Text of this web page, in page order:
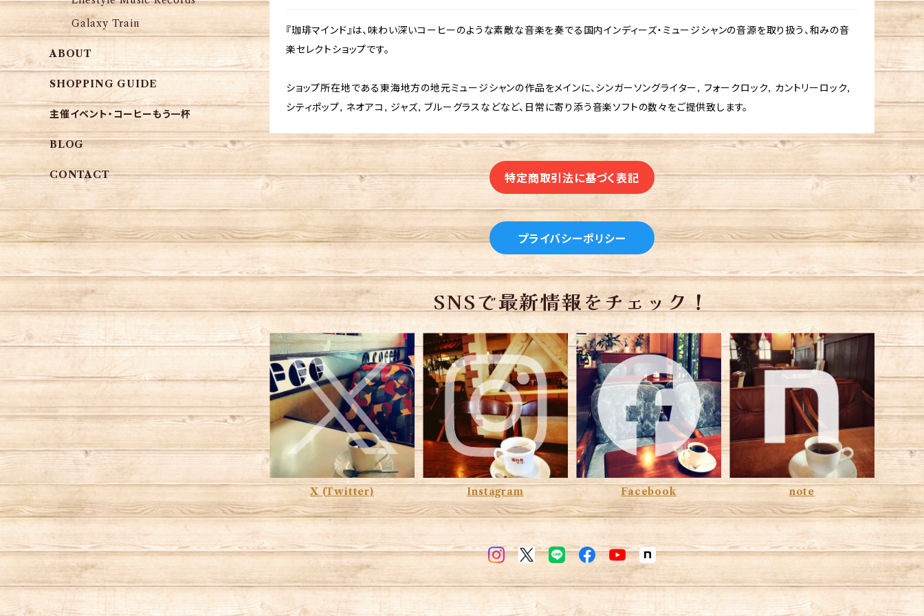
『珈琲マインド』は、味わい深いコーヒーのような素敵な音楽を奏でる国内インディーズ・ミュージシャンの音源を取り扱う、和みの音
楽セレクトショップです。
ショップ所在地である東海地方の地元ミュージシャンの作品をメインに、シンガーソングライター, フォークロック, カントリーロック,
シティポップ, ネオアコ, ジャズ, ブルーグラスなどなど、日常に寄り添う音楽ソフトの数々をご提供致します。
特定商取引法に基づく表記
プライバシーポリシー
SNSで最新情報をチェック！
X (Twitter) Instagram Facebook note
Galaxy Train
ABOUT
SHOPPING GUIDE
主催イベント・コーヒーもう一杯
BLOG
CONTACT